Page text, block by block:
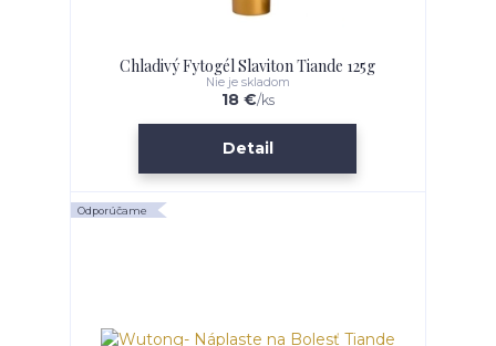
Chladivý Fytogél Slaviton Tiande 125g
18 €/ks
Nie je skladom
Detail
Odporúčame